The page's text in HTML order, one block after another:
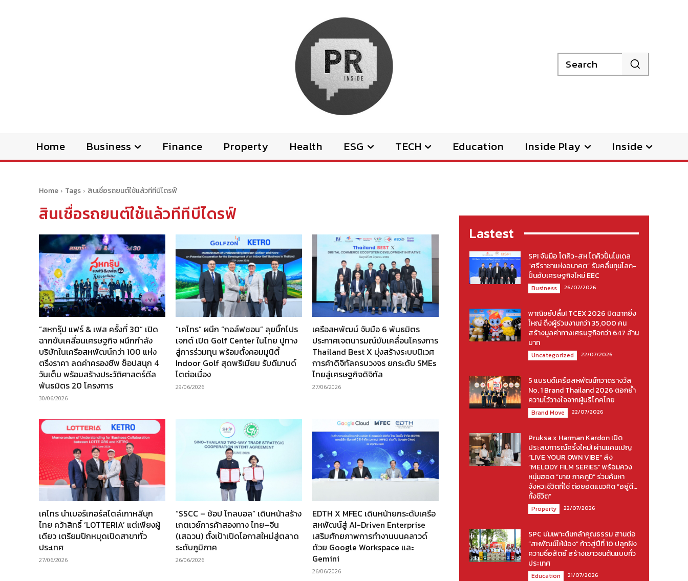
Search
Home Business Finance Property Health ESG TECH Education Inside Play Inside
Home Tags สินเชื่อรถยนต์ใช้แล้วทีทีบีไดรฟ์
สินเชื่อรถยนต์ใช้แล้วทีทีบีไดรฟ์
“สหกรุ๊ป แฟร์ & เฟส ครั้งที่ 30” เปิด
ฉากขับเคลื่อนเศรษฐกิจ ผนึกกำลัง
บริษัทในเครือสหพัฒน์กว่า 100 แห่ง
ตรึงราคา ลดค่าครองชีพ ช็อปสนุก 4
วันเต็ม พร้อมสร้างประวัติศาสตร์ดีล
พันธมิตร 20 โครงการ
30/06/2026
“เคโทร” ผนึก “กอล์ฟซอน” ลุยบิ๊กโปร
เจกต์ เปิด Golf Center ในไทย ปูทาง
สู่การร่วมทุน พร้อมตั้งคอมมูนิตี้
Indoor Golf สุดพรีเมียม รับดีมานด์
โตต่อเนื่อง
29/06/2026
เครือสหพัฒน์ จับมือ 6 พันธมิตร
ประกาศเจตนารมณ์ขับเคลื่อนโครงการ
Thailand Best X มุ่งสร้างระบบนิเวศ
การค้าดิจิทัลครบวงจร ยกระดับ SMEs
ไทยสู่เศรษฐกิจดิจิทัล
27/06/2026
เคโทร นำเบอร์เกอร์สไตล์เกาหลีบุก
ไทย คว้าสิทธิ์ ‘LOTTERIA’ แต่เพียงผู้
เดียว เตรียมปักหมุดเปิดสาขาทั่ว
ประเทศ
27/06/2026
“SSCC – ช้อป โกลบอล” เดินหน้าสร้าง
เกตเวย์การค้าสองทาง ไทย–จีน
(เสฉวน) ตั้งเป้าเปิดโอกาสใหม่สู่ตลาด
ระดับภูมิภาค
26/06/2026
EDTH X MFEC เดินหน้ายกระดับเครือ
สหพัฒน์สู่ AI-Driven Enterprise
เสริมศักยภาพการทำงานบนคลาวด์
ด้วย Google Workspace และ
Gemini
26/06/2026
Lastest
SPI จับมือ โตคิว-สห โตคิวปั้นโมเดล
“ศรีราชาแห่งอนาคต” รับคลื่นทุนโลก-
ปั้นฮับเศรษฐกิจใหม่ EEC
Business 26/07/2026
พาณิชย์ปลื้ม! TCEX 2026 ปิดฉากยิ่ง
ใหญ่ ดึงผู้ร่วมงานกว่า 35,000 คน
สร้างมูลค่าทางเศรษฐกิจกว่า 647 ล้าน
บาท
Uncategorized 22/07/2026
5 แบรนด์เครือสหพัฒน์กวาดรางวัล
No. 1 Brand Thailand 2026 ตอกย้ำ
ความไว้วางใจจากผู้บริโภคไทย
Brand Move 22/07/2026
Pruksa x Harman Kardon เปิด
ประสบการณ์ครั้งใหม่! ผ่านแคมเปญ
“LIVE YOUR OWN VIBE” ส่ง
“MELODY FILM SERIES” พร้อมควง
หนุ่มฮอต “มาย ภาคภูมิ” ร่วมค้นหา
จังหวะชีวิตที่ใช่ ต่อยอดแนวคิด “อยู่ดี…
ทั้งชีวิต”
Property 22/07/2026
SPC บ่มเพาะต้นกล้าคุณธรรม สานต่อ
“สหพัฒน์ให้น้อง” ก้าวสู่ปีที่ 10 ปลูกฝัง
ความซื่อสัตย์ สร้างเยาวชนต้นแบบทั่ว
ประเทศ
Education 21/07/2026